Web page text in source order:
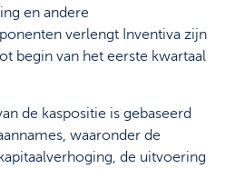
en andere
verlengt Inventiva zijn
begin van het eerste kwartaal
de kaspositie is gebaseerd
waaronder de
de uitvoering